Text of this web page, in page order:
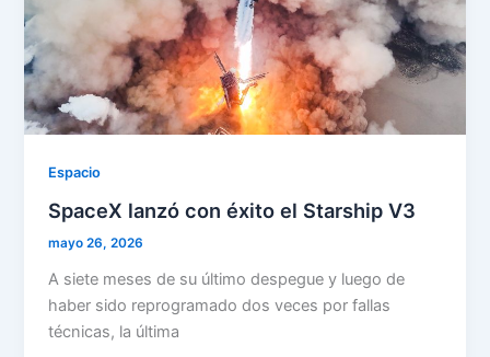
Espacio
SpaceX lanzó con éxito el Starship V3
mayo 26, 2026
A siete meses de su último despegue y luego de
haber sido reprogramado dos veces por fallas
técnicas, la última